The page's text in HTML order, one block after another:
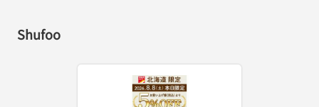
Shufoo